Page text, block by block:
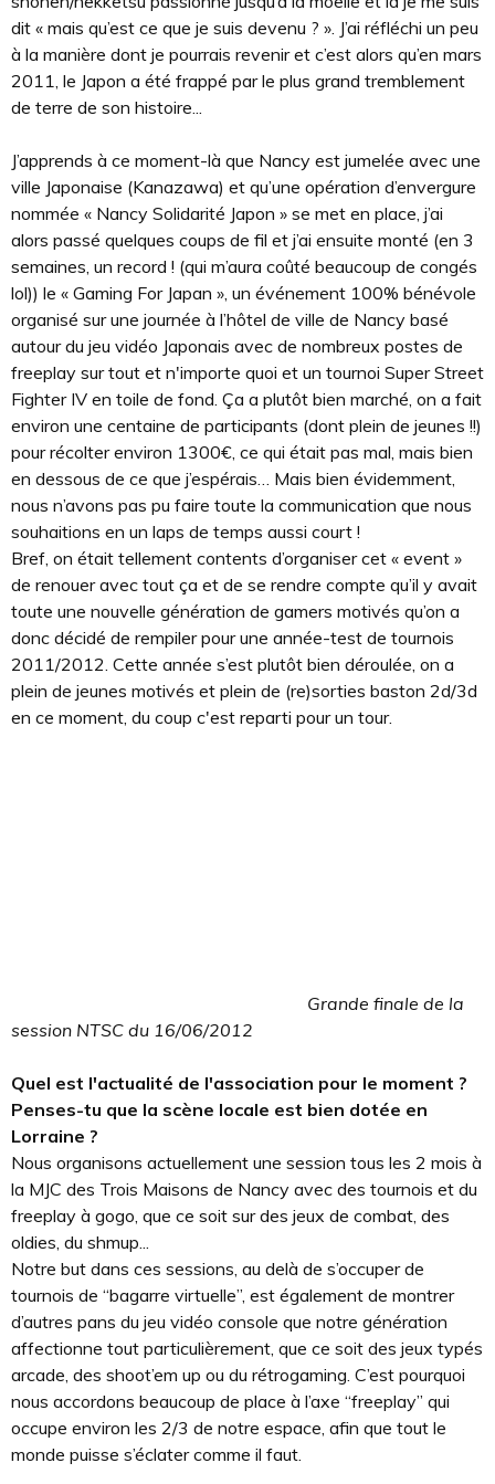
dit « mais qu’est ce que je suis devenu ? ». J’ai réfléchi un peu
à la manière dont je pourrais revenir et c’est alors qu’en mars
2011, le Japon a été frappé par le plus grand tremblement
de terre de son histoire...
J’apprends à ce moment-là que Nancy est jumelée avec une
ville Japonaise (Kanazawa) et qu’une opération d’envergure
nommée « Nancy Solidarité Japon » se met en place, j’ai
alors passé quelques coups de fil et j’ai ensuite monté (en 3
semaines, un record ! (qui m’aura coûté beaucoup de congés
lol)) le « Gaming For Japan », un événement 100% bénévole
organisé sur une journée à l’hôtel de ville de Nancy basé
autour du jeu vidéo Japonais avec de nombreux postes de
freeplay sur tout et n'importe quoi et un tournoi Super Street
Fighter IV en toile de fond. Ça a plutôt bien marché, on a fait
environ une centaine de participants (dont plein de jeunes !!)
pour récolter environ 1300€, ce qui était pas mal, mais bien
en dessous de ce que j’espérais… Mais bien évidemment,
nous n’avons pas pu faire toute la communication que nous
souhaitions en un laps de temps aussi court !
Bref, on était tellement contents d’organiser cet « event »
de renouer avec tout ça et de se rendre compte qu’il y avait
toute une nouvelle génération de gamers motivés qu’on a
donc décidé de rempiler pour une année-test de tournois
2011/2012. Cette année s’est plutôt bien déroulée, on a
plein de jeunes motivés et plein de (re)sorties baston 2d/3d
en ce moment, du coup c'est reparti pour un tour.
Grande finale de la
session NTSC du 16/06/2012
Quel est l'actualité de l'association pour le moment ?
Penses-tu que la scène locale est bien dotée en
Lorraine ?
Nous organisons actuellement une session tous les 2 mois à
la MJC des Trois Maisons de Nancy avec des tournois et du
freeplay à gogo, que ce soit sur des jeux de combat, des
oldies, du shmup...
Notre but dans ces sessions, au delà de s’occuper de
tournois de “bagarre virtuelle”, est également de montrer
d’autres pans du jeu vidéo console que notre génération
affectionne tout particulièrement, que ce soit des jeux typés
arcade, des shoot’em up ou du rétrogaming. C’est pourquoi
nous accordons beaucoup de place à l’axe “freeplay” qui
occupe environ les 2/3 de notre espace, afin que tout le
monde puisse s’éclater comme il faut.